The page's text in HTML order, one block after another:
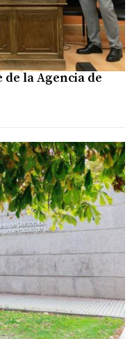
la Agencia de